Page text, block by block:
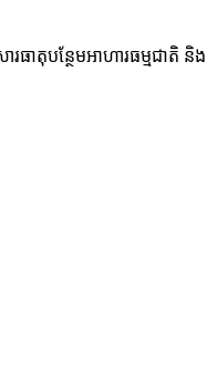
ាតុបន្ថែមអាហារធម្មជាតិ និង